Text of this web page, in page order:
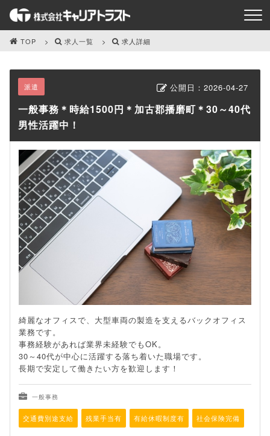
TOP 求人一覧 求人詳細
公開日：2026-04-27
派遣
一般事務＊時給1500円＊加古郡播磨町＊30～40代
男性活躍中！
綺麗なオフィスで、大型車両の製造を支えるバックオフィス
業務です。
事務経験があれば業界未経験でもOK。
30～40代が中心に活躍する落ち着いた職場です。
長期で安定して働きたい方を歓迎します！
一般事務
交通費別途支給 残業手当有 有給休暇制度有 社会保険完備